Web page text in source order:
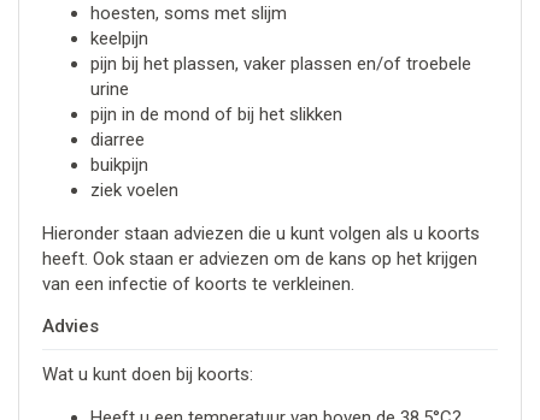
hoesten, soms met slijm
keelpijn
pijn bij het plassen, vaker plassen en/of troebele
urine
pijn in de mond of bij het slikken
diarree
buikpijn
ziek voelen
Hieronder staan adviezen die u kunt volgen als u koorts
heeft. Ook staan er adviezen om de kans op het krijgen
van een infectie of koorts te verkleinen.
Advies
Wat u kunt doen bij koorts: